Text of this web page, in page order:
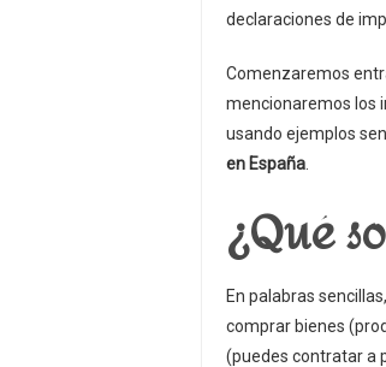
declaraciones de
Comenzaremos
mencionaremos los
usando ejemplos
en España
¿Qué
En palabras
comprar bienes
(puedes contratar a